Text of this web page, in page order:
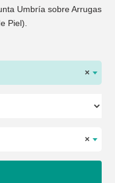
Umbría sobre Arrugas
Piel).
×
×